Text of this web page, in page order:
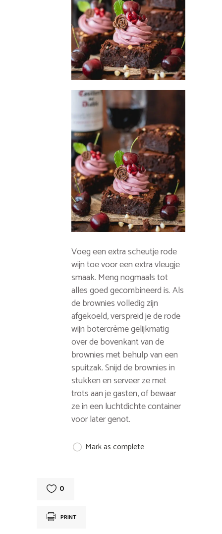
Voeg een extra scheutje rode
wijn toe voor een extra vleugje
smaak. Meng nogmaals tot
alles goed gecombineerd is. Als
de brownies volledig zijn
afgekoeld, verspreid je de rode
wijn botercrème gelijkmatig
over de bovenkant van de
brownies met behulp van een
spuitzak. Snijd de brownies in
stukken en serveer ze met
trots aan je gasten, of bewaar
ze in een luchtdichte container
voor later genot.
Mark as complete
0
PRINT